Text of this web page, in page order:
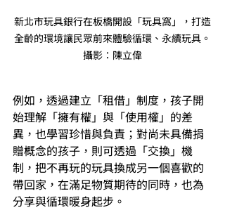
新北市玩具銀行在板橋開設「玩具窩」，打造
全齡的環境讓民眾前來體驗循環、永續玩具 。
攝影：陳立偉
例如，透過建立「租借」制度，孩子開
始理解「擁有權」與「使用權」的差
異，也學習珍惜與負責；對尚未具備捐
贈概念的孩子，則可透過「交換」機
制，把不再玩的玩具換成另一個喜歡的
帶回家，在滿足物質期待的同時，也為
分享與循環暖身起步。